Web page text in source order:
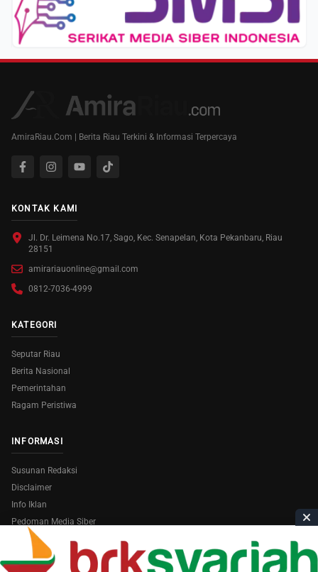
AmiraRiau.Com | Berita Riau Terkini & Informasi Terpercaya
KONTAK KAMI
Jl. Dr. Leimena No.17, Sago, Kec. Senapelan, Kota Pekanbaru, Riau
28151
amirariauonline@gmail.com
0812-7036-4999
KATEGORI
Seputar Riau
Berita Nasional
Pemerintahan
Ragam Peristiwa
INFORMASI
Susunan Redaksi
Disclaimer
Info Iklan
Pedoman Media Siber